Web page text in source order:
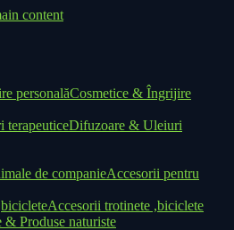
content
Cosmetice & Îngrijire
Difuzoare & Uleiuri
Accesorii pentru
Accesorii trotinete ,biciclete
& Produse naturiste